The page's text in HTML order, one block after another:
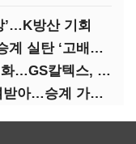
’…K방산 기회
‘조선 호황’ 업은 정기선 체제…승계 실탄 ‘고배당’ 주목
윤활유 위험물 물류 현장도 무인화…GS칼텍스, 디지털 전환 가속
정기선, 정몽준 지분 3.54％ 증여받아…승계 가속화